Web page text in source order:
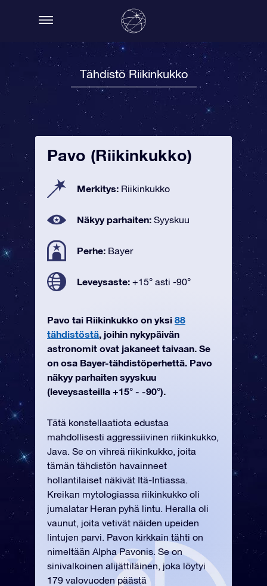
Tähdistö Riikinkukko
Pavo (Riikinkukko)
Merkitys: Riikinkukko
Näkyy parhaiten: Syyskuu
Perhe: Bayer
Leveysaste: +15° asti -90°
Pavo tai Riikinkukko on yksi 88
tähdistöstä, joihin nykypäivän
astronomit ovat jakaneet taivaan. Se
on osa Bayer-tähdistöperhettä. Pavo
näkyy parhaiten syyskuu
(leveysasteilla +15° - -90°).
Tätä konstellaatiota edustaa
mahdollisesti aggressiivinen riikinkukko,
Java. Se on vihreä riikinkukko, joita
tämän tähdistön havainneet
hollantilaiset näkivät Itä-Intiassa.
Kreikan mytologiassa riikinkukko oli
jumalatar Heran pyhä lintu. Heralla oli
vaunut, joita vetivät näiden upeiden
lintujen parvi. Pavon kirkkain tähti on
nimeltään Alpha Pavonis. Se on
sinivalkoinen alijättiläinen, joka löytyi
179 valovuoden päästä